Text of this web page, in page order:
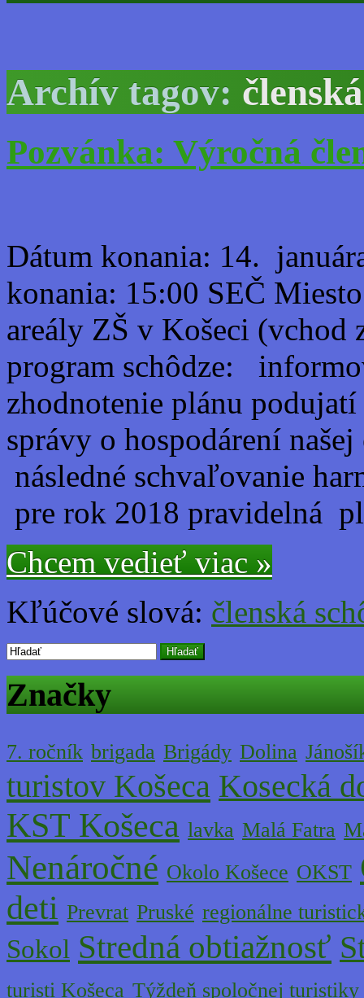
Archív tagov:
Pozvánka: Výročná
Dátum konania: 14.
konania: 15:00 SEČ
areály ZŠ v Košeci (vchod
program schôdze:
zhodnotenie plánu
správy o hospodárení
následné schvaľovanie
pre rok 2018 pravidelná
Chcem vedieť viac »
Kľúčové slová: členská
Hľadať
Značky
7. ročník brigada Brigády Dolina
turistov Košeca Kosecká
KST Košeca lavka Malá Fatra
Nenáročné Okolo Košece OKST
deti Prevrat Pruské regionálne
Sokol Stredná obtiažnosť
turisti Košeca Týždeň spoločnej turistiky